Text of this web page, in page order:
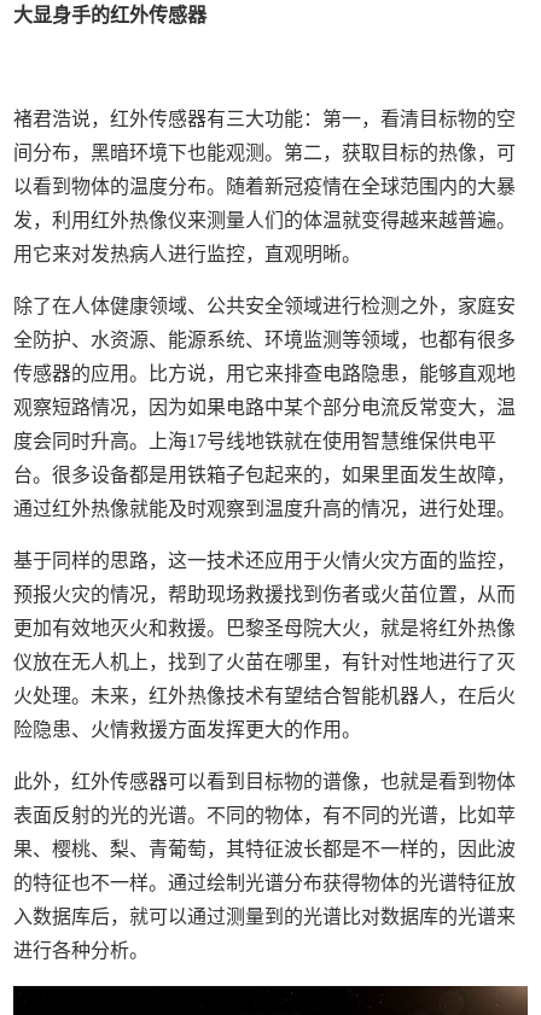
大显身手的红外传感器
褚君浩说，红外传感器有三大功能：第一，看清目标物的空
间分布，黑暗环境下也能观测。第二，获取目标的热像，可
以看到物体的温度分布。随着新冠疫情在全球范围内的大暴
发，利用红外热像仪来测量人们的体温就变得越来越普遍。
用它来对发热病人进行监控，直观明晰。
除了在人体健康领域、公共安全领域进行检测之外，家庭安
全防护、水资源、能源系统、环境监测等领域，也都有很多
传感器的应用。比方说，用它来排查电路隐患，能够直观地
观察短路情况，因为如果电路中某个部分电流反常变大，温
度会同时升高。上海17号线地铁就在使用智慧维保供电平
台。很多设备都是用铁箱子包起来的，如果里面发生故障，
通过红外热像就能及时观察到温度升高的情况，进行处理。
基于同样的思路，这一技术还应用于火情火灾方面的监控，
预报火灾的情况，帮助现场救援找到伤者或火苗位置，从而
更加有效地灭火和救援。巴黎圣母院大火，就是将红外热像
仪放在无人机上，找到了火苗在哪里，有针对性地进行了灭
火处理。未来，红外热像技术有望结合智能机器人，在后火
险隐患、火情救援方面发挥更大的作用。
此外，红外传感器可以看到目标物的谱像，也就是看到物体
表面反射的光的光谱。不同的物体，有不同的光谱，比如苹
果、樱桃、梨、青葡萄，其特征波长都是不一样的，因此波
的特征也不一样。通过绘制光谱分布获得物体的光谱特征放
入数据库后，就可以通过测量到的光谱比对数据库的光谱来
进行各种分析。